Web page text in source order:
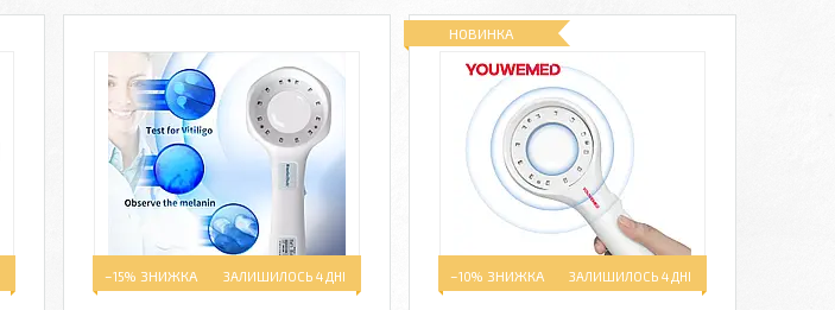
–15% ЗАЛИШИЛОСЬ 4 ДНІ
НОВИНКА
–10% ЗАЛИШИЛОСЬ 4 ДНІ